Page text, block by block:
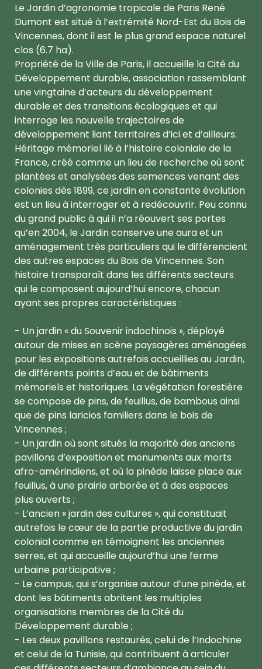
Le Jardin d’agronomie tropicale de Paris René
Dumont est situé à l’extrémité Nord-Est du Bois de
Vincennes, dont il est le plus grand espace naturel
clos (6.7 ha).
Propriété de la Ville de Paris, il accueille la Cité du
Développement durable, association rassemblant
une vingtaine d’acteurs du développement
durable et des transitions écologiques et qui
interroge les nouvelle trajectoires de
développement liant territoires d’ici et d’ailleurs.
Héritage mémoriel lié à l’histoire coloniale de la
France, créé comme un lieu de recherche où sont
plantées et analysées des semences venant des
colonies dès 1899, ce jardin en constante évolution
est un lieu à interroger et à redécouvrir. Peu connu
du grand public à qui il n’a réouvert ses portes
qu’en 2004, le Jardin conserve une aura et un
aménagement très particuliers qui le différencient
des autres espaces du Bois de Vincennes. Son
histoire transparaît dans les différents secteurs
qui le composent aujourd’hui encore, chacun
ayant ses propres caractéristiques :
- Un jardin « du Souvenir indochinois », déployé
autour de mises en scène paysagères aménagées
pour les expositions autrefois accueillies au Jardin,
de différents points d’eau et de bâtiments
mémoriels et historiques. La végétation forestière
se compose de pins, de feuillus, de bambous ainsi
que de pins laricios familiers dans le bois de
Vincennes ;
- Un jardin où sont situés la majorité des anciens
pavillons d’exposition et monuments aux morts
afro-amérindiens, et où la pinède laisse place aux
feuillus, à une prairie arborée et à des espaces
plus ouverts ;
- L’ancien « jardin des cultures », qui constituait
autrefois le cœur de la partie productive du jardin
colonial comme en témoignent les anciennes
serres, et qui accueille aujourd’hui une ferme
urbaine participative ;
- Le campus, qui s’organise autour d’une pinède, et
dont les bâtiments abritent les multiples
organisations membres de la Cité du
Développement durable ;
- Les deux pavillons restaurés, celui de l’Indochine
et celui de la Tunisie, qui contribuent à articuler